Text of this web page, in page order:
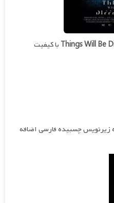
Things Will Be با کیفیت
زیرنویس چسبیده فارسی اضافه